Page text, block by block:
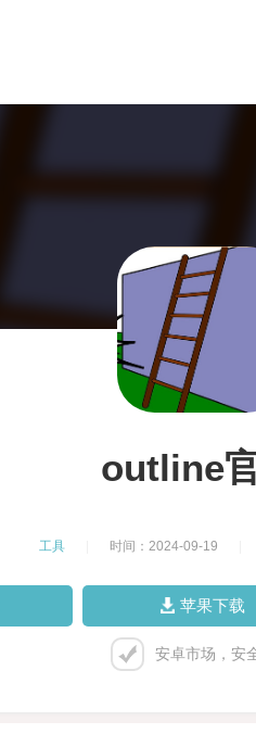
outline
工具 时间：2024-09-19
苹果下载
安卓市场，安